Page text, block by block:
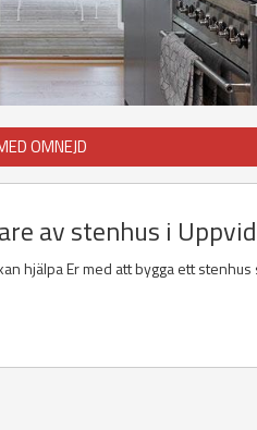
OMNEJD
av stenhus i
hjälpa Er med att bygga ett